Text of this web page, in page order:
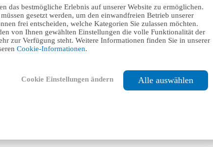
das bestmögliche Erlebnis auf unserer Website zu ermöglichen.
gesetzt werden, um den einwandfreien Betrieb unserer
frei entscheiden, welche Kategorien Sie zulassen möchten.
von Ihnen gewählten Einstellungen die volle Funktionalität der
zur Verfügung steht. Weitere Informationen finden Sie in unserer
Cookie-Informationen.
Cookie Einstellungen ändern Alle auswählen